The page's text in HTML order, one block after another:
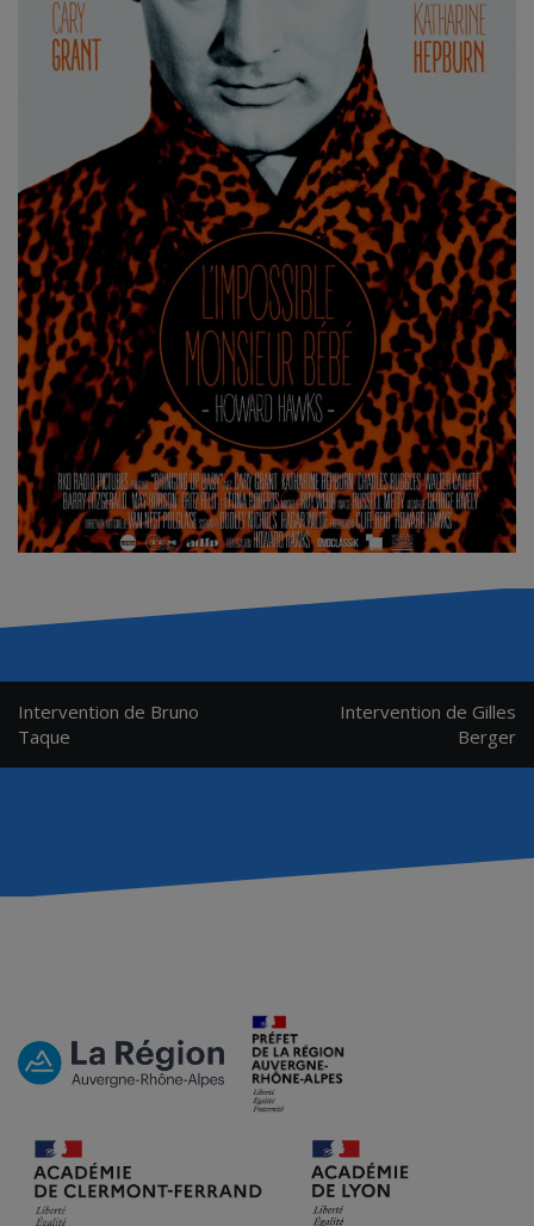
Navigation
de
l’article
Intervention de Bruno
Taque
Intervention de Gilles
Berger